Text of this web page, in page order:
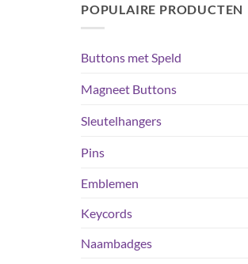
POPULAIRE PRODUCTEN
Buttons met Speld
Magneet Buttons
Sleutelhangers
Pins
Emblemen
Keycords
Naambadges